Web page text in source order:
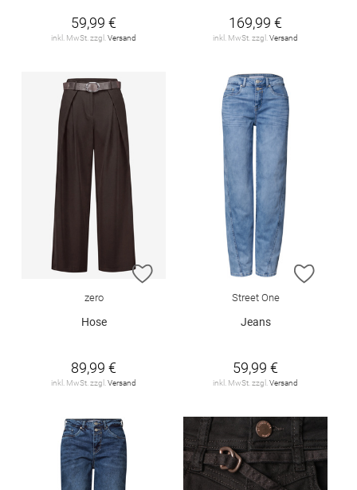
59,99 €
inkl. MwSt. zzgl. Versand
169,99 €
inkl. MwSt. zzgl. Versand
ZUR WUNSCHLISTE HINZUFÜGEN
zero
Hose
89,99 €
inkl. MwSt. zzgl. Versand
ZUR
Street One
Jeans
59,99 €
inkl. MwSt. zzgl. Versand